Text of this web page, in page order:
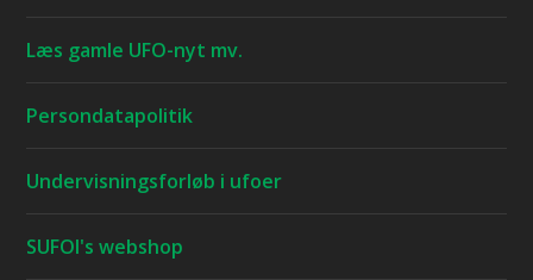
Læs gamle UFO-nyt mv.
Persondatapolitik
Undervisningsforløb i ufoer
SUFOI's webshop